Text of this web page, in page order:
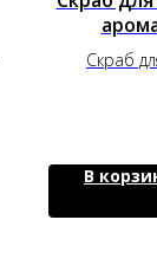
Скраб
В